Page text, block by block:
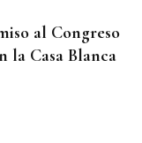
al Congreso
la Casa Blanca